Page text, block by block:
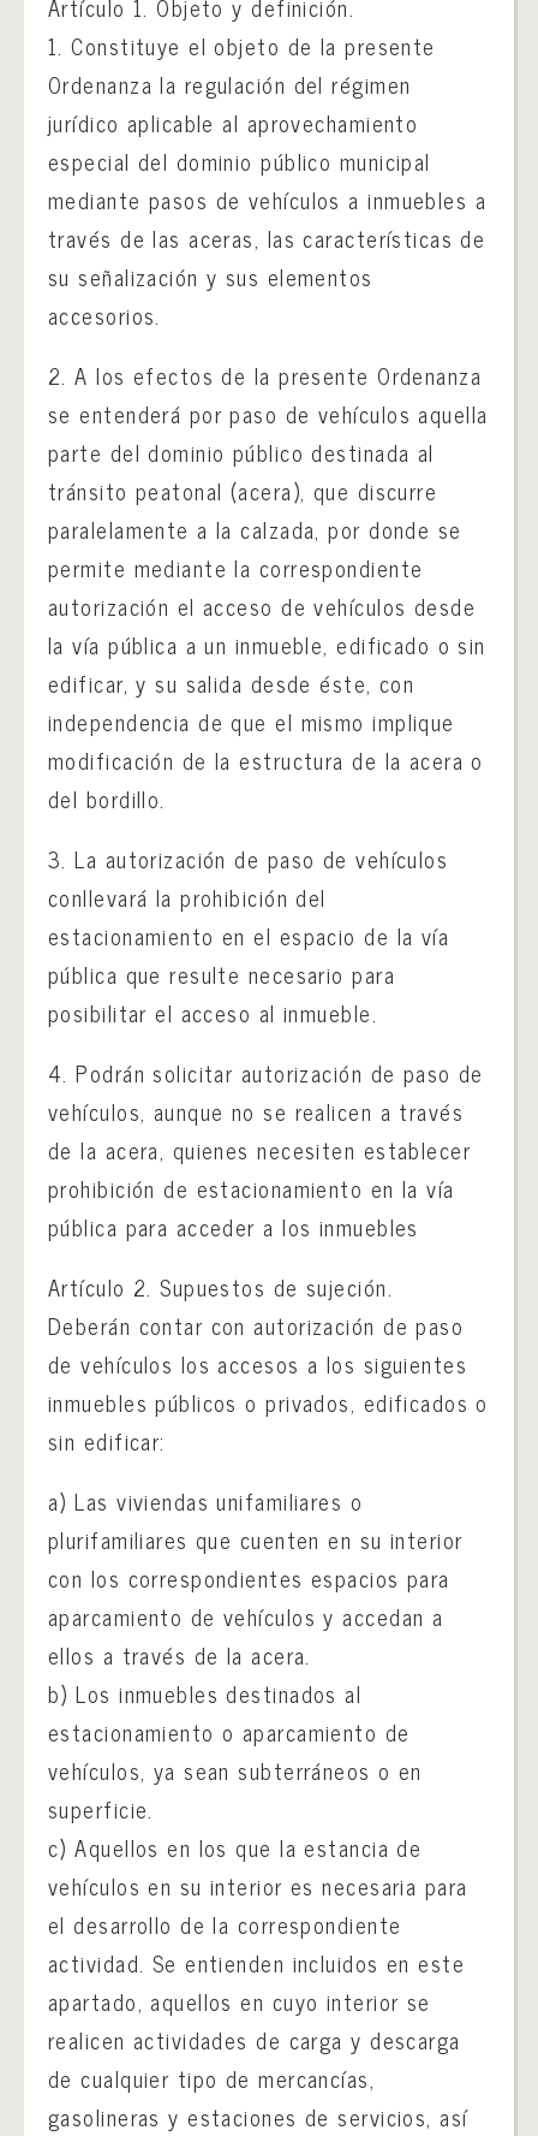
Artículo 1. Objeto y definición.
1. Constituye el objeto de la presente
Ordenanza la regulación del régimen
jurídico aplicable al aprovechamiento
especial del dominio público municipal
mediante pasos de vehículos a inmuebles a
través de las aceras, las características de
su señalización y sus elementos
accesorios.
2. A los efectos de la presente Ordenanza
se entenderá por paso de vehículos aquella
parte del dominio público destinada al
tránsito peatonal (acera), que discurre
paralelamente a la calzada, por donde se
permite mediante la correspondiente
autorización el acceso de vehículos desde
la vía pública a un inmueble, edificado o sin
edificar, y su salida desde éste, con
independencia de que el mismo implique
modificación de la estructura de la acera o
del bordillo.
3. La autorización de paso de vehículos
conllevará la prohibición del
estacionamiento en el espacio de la vía
pública que resulte necesario para
posibilitar el acceso al inmueble.
4. Podrán solicitar autorización de paso de
vehículos, aunque no se realicen a través
de la acera, quienes necesiten establecer
prohibición de estacionamiento en la vía
pública para acceder a los inmuebles
Artículo 2. Supuestos de sujeción.
Deberán contar con autorización de paso
de vehículos los accesos a los siguientes
inmuebles públicos o privados, edificados o
sin edificar:
a) Las viviendas unifamiliares o
plurifamiliares que cuenten en su interior
con los correspondientes espacios para
aparcamiento de vehículos y accedan a
ellos a través de la acera.
b) Los inmuebles destinados al
estacionamiento o aparcamiento de
vehículos, ya sean subterráneos o en
superficie.
c) Aquellos en los que la estancia de
vehículos en su interior es necesaria para
el desarrollo de la correspondiente
actividad. Se entienden incluidos en este
apartado, aquellos en cuyo interior se
realicen actividades de carga y descarga
de cualquier tipo de mercancías,
gasolineras y estaciones de servicios, así